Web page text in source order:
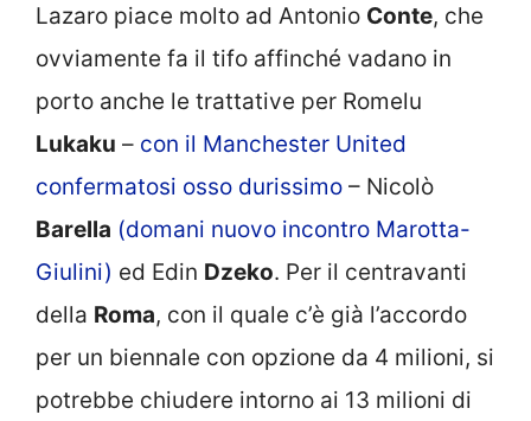
Lazaro piace molto ad Antonio Conte, che
ovviamente fa il tifo affinché vadano in
porto anche le trattative per Romelu
Lukaku – con il Manchester United
confermatosi osso durissimo – Nicolò
Barella (domani nuovo incontro Marotta-
Giulini) ed Edin Dzeko. Per il centravanti
della Roma, con il quale c’è già l’accordo
per un biennale con opzione da 4 milioni, si
potrebbe chiudere intorno ai 13 milioni di